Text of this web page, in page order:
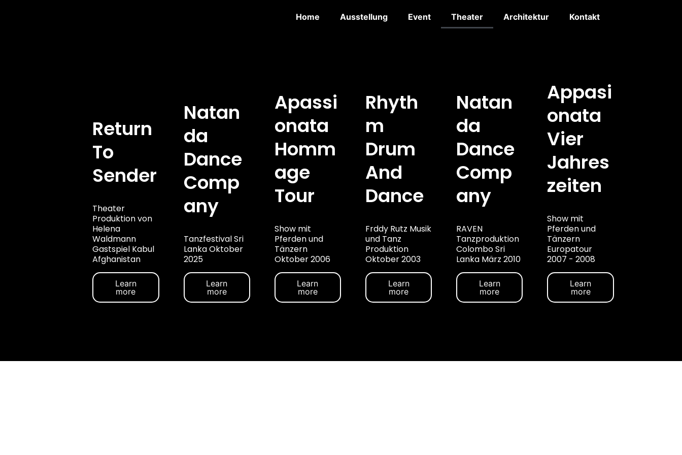
Home Ausstellung Event Theater Architektur Kontakt
Return
To
Sender
Theater
Produktion von
Helena
Waldmann
Gastspiel Kabul
Afghanistan
Learn
more
Natan
Da
Dance
Comp
Any
Tanzfestival Sri
Lanka Oktober
2025
Learn
more
Apassi
Onata
Homm
Age
Tour
Show mit
Pferden und
Tänzern
Oktober 2006
Learn
more
Rhyth
M
Drum
And
Dance
Frddy Rutz Musik
und Tanz
Produktion
Oktober 2003
Learn
more
Natan
Da
Dance
Comp
Any
RAVEN
Tanzproduktion
Colombo Sri
Lanka März 2010
Learn
more
Appasi
Onata
Vier
Jahres
Zeiten
Show mit
Pferden und
Tänzern
Europatour
2007 - 2008
Learn
more